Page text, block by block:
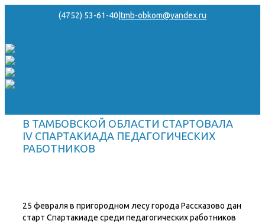
(4752) 53-61-40 tmb-obkom@yandex.ru
В ТАМБОВСКОЙ ОБЛАСТИ СТАРТОВАЛА
IV СПАРТАКИАДА ПЕДАГОГИЧЕСКИХ
РАБОТНИКОВ
25 февраля в пригородном лесу города Рассказово дан
старт Спартакиаде среди педагогических работников